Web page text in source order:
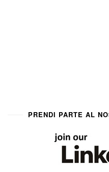
PRENDI PARTE AL